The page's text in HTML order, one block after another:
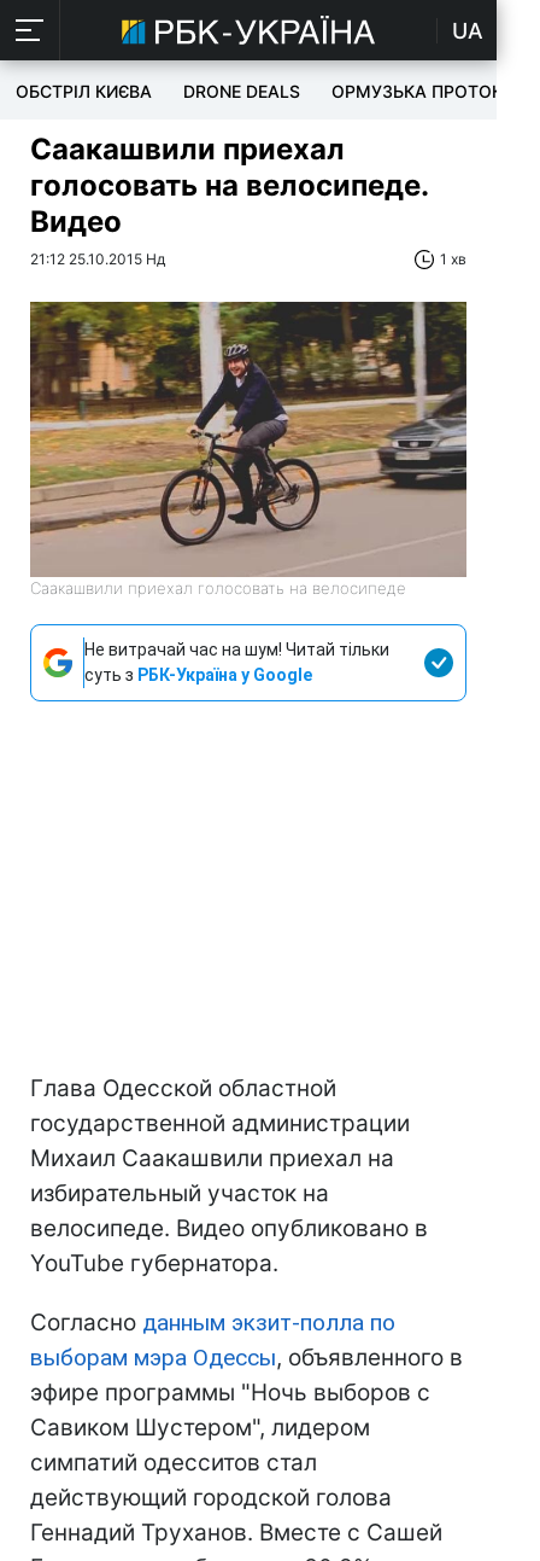
UA
ОБСТРІЛ КИЄВА DRONE DEALS ОРМУЗЬКА ПРОТОКА
Саакашвили приехал
голосовать на велосипеде.
Видео
21:12 25.10.2015 Нд 1 хв
Саакашвили приехал голосовать на велосипеде
Не витрачай час на шум! Читай тільки
суть з РБК-Україна у Google
Глава Одесской областной
государственной администрации
Михаил Саакашвили приехал на
избирательный участок на
велосипеде. Видео опубликовано в
YouTube губернатора.
Согласно данным экзит-полла по
выборам мэра Одессы, объявленного в
эфире программы "Ночь выборов с
Савиком Шустером", лидером
симпатий одесситов стал
действующий городской голова
Геннадий Труханов. Вместе с Сашей